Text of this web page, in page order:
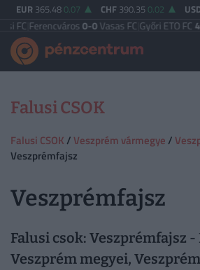
EUR 365.48 0.07 CHF 390.35 0.02
Ferencváros0-0Vasas FC|Győri ETO FC4-0
Falusi CSOK
Falusi CSOK / Veszprém vármegye /
Veszprémfajsz
Veszprémfajsz
Falusi csok: Veszprémfajsz
Veszprém megyei,